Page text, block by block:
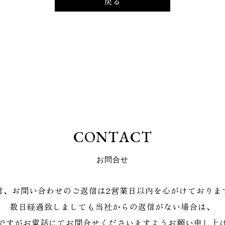
CONTACT
お問合せ
、お問い合わせのご返信は2営業日以内を心がけておりま
数日経過致しましても当社からの返信がない場合は、
すがお電話にてお問合せくださいますようお願い申し上